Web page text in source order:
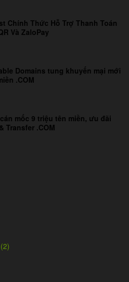
Chính Thức Hỗ Trợ Thanh Toán
Và ZaloPay
Domains tung khuyến mại mới
.COM
mốc 9 triệu tên miền, ưu đãi
Transfer .COM